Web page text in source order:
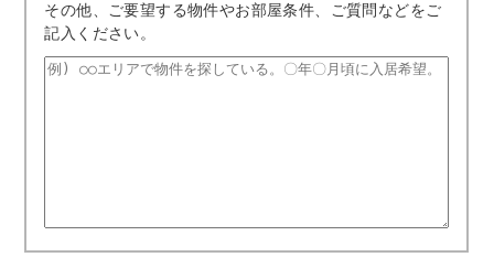
その他、ご要望する物件やお部屋条件、ご質問などをご
記⼊ください。